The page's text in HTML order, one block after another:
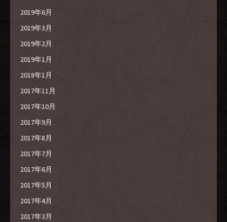
2019年6月
2019年3月
2019年2月
2019年1月
2018年1月
2017年11月
2017年10月
2017年9月
2017年8月
2017年7月
2017年6月
2017年5月
2017年4月
2017年3月